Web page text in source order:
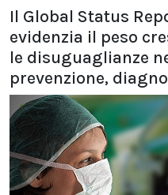
Il Global Status
evidenzia il peso
le disuguaglianze
prevenzione,